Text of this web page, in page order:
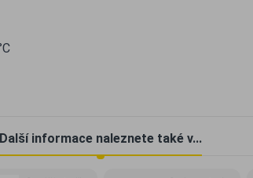
Další informace naleznete také v...